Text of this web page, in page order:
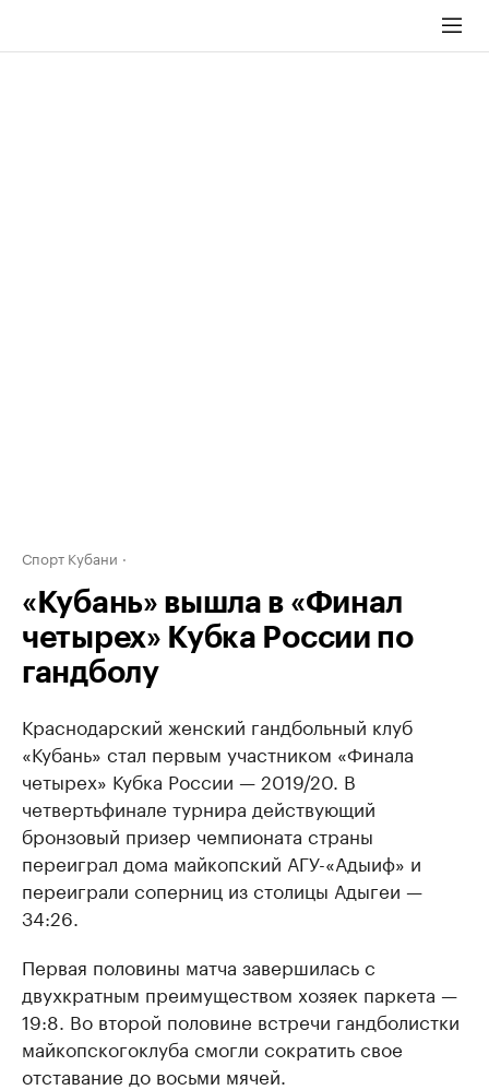
Спорт Кубани
«Кубань» вышла в «Финал
четырех» Кубка России по
гандболу
Краснодарский женский гандбольный клуб
«Кубань» стал первым участником «Финала
четырех» Кубка России — 2019/20. В
четвертьфинале турнира действующий
бронзовый призер чемпионата страны
переиграл дома майкопский АГУ-«Адыиф» и
переиграли соперниц из столицы Адыгеи —
34:26.
Первая половины матча завершилась с
двухкратным преимуществом хозяек паркета —
19:8. Во второй половине встречи гандболистки
майкопскогоклуба смогли сократить свое
отставание до восьми мячей.